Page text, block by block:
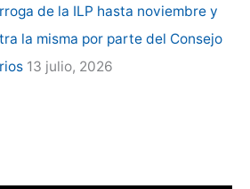
de la ILP hasta noviembre y
la misma por parte del Consejo
13 julio, 2026